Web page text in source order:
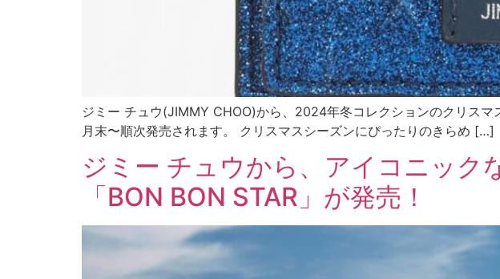
ジミー チュウ(JIMMY CHOO)から、2024年冬コレクションのクリス
月末〜順次発売されます。 クリスマスシーズンにぴったりのきらめ […]
ジミー チュウから、アイコニック
「BON BON STAR」が発売！